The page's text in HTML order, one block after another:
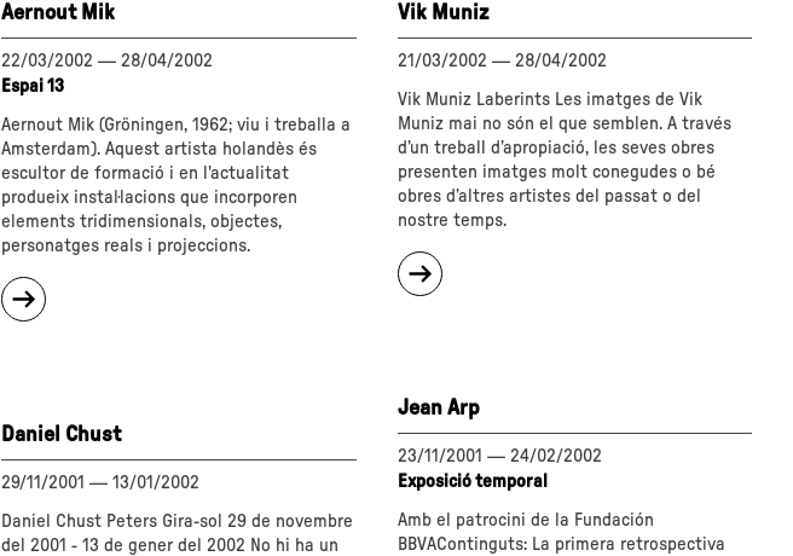
Aernout Mik
22/03/2002 — 28/04/2002
Espai 13
Aernout Mik (Gröningen, 1962; viu i treballa a
Amsterdam). Aquest artista holandès és
escultor de formació i en l'actualitat
produeix instal·lacions que incorporen
elements tridimensionals, objectes,
personatges reals i projeccions.
Vik Muniz
21/03/2002 — 28/04/2002
Vik Muniz Laberints Les imatges de Vik
Muniz mai no són el que semblen. A través
d’un treball d’apropiació, les seves obres
presenten imatges molt conegudes o bé
obres d’altres artistes del passat o del
nostre temps.
"Vik
Daniel Chust
29/11/2001 — 13/01/2002
Daniel Chust Peters Gira-sol 29 de novembre
del 2001 - 13 de gener del 2002 No hi ha un
Jean Arp
23/11/2001 — 24/02/2002
Exposició temporal
Amb el patrocini de la Fundación
BBVAContinguts: La primera retrospectiva